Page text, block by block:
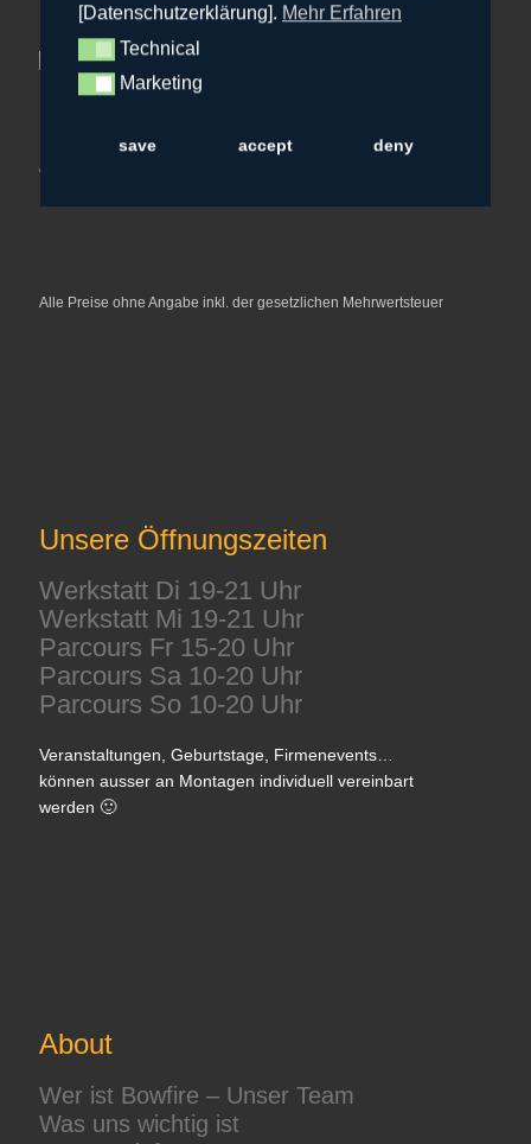
Alle Preise ohne Angabe inkl. der gesetzlichen Mehrwertsteuer
Unsere Öffnungszeiten
Werkstatt Di 19-21 Uhr
Werkstatt Mi 19-21 Uhr
Parcours Fr 15-20 Uhr
Parcours Sa 10-20 Uhr
Parcours So 10-20 Uhr
Veranstaltungen, Geburtstage, Firmenevents…
können ausser an Montagen individuell vereinbart
werden 🙂
About
Wer ist Bowfire – Unser Team
Was uns wichtig ist
[Datenschutzerklärung]. Mehr Erfahren
Technical
Technical
Marketing
Marketing
save accept deny